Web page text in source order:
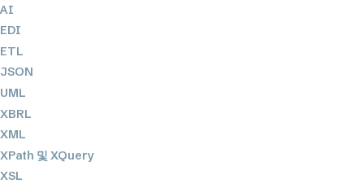
AI
EDI
ETL
JSON
UML
XBRL
XML
XPath 및 XQuery
XSL